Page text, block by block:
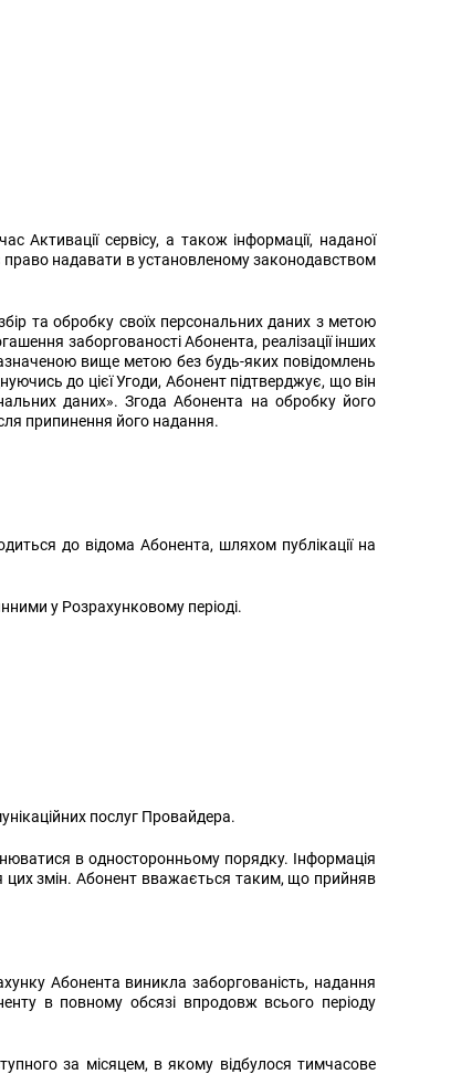
Активації сервісу, а також інформації, наданої
право надавати в установленому законодавством
та обробку своїх персональних даних з метою
заборгованості Абонента, реалізації інших
вище метою без будь-яких повідомлень
до цієї Угоди, Абонент підтверджує, що він
даних». Згода Абонента на обробку його
припинення його надання.
до відома Абонента, шляхом публікації на
у Розрахунковому періоді.
послуг Провайдера.
в односторонньому порядку. Інформація
цих змін. Абонент вважається таким, що прийняв
Абонента виникла заборгованість, надання
в повному обсязі впродовж всього періоду
за місяцем, в якому відбулося тимчасове